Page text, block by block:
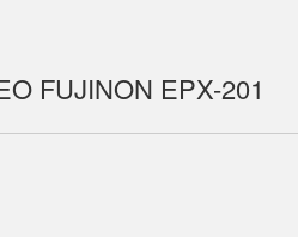
FUJINON EPX-201